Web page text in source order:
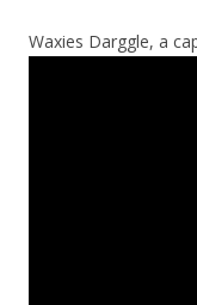
Waxies Darggle, a